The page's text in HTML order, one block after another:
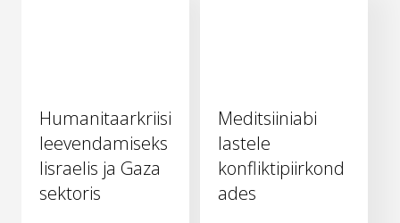
Humanitaarkriisi
leevendamiseks
Iisraelis ja Gaza
sektoris
Meditsiiniabi
lastele
konfliktipiirkond
ades